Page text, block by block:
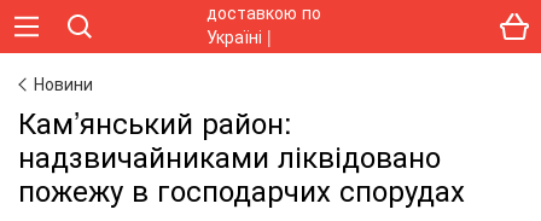
Новини
Кам’янський район:
надзвичайниками ліквідовано
пожежу в господарчих спорудах